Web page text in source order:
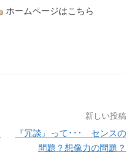
ホームページはこちら
新しい投稿
『冗談』って･･･ センスの
問題？想像力の問題？